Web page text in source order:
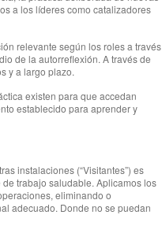
a los líderes como catalizadores
relevante según los roles a través
de la autorreflexión. A través de
y a largo plazo.
existen para que accedan
establecido para aprender y
instalaciones (“Visitantes”) es
trabajo saludable. Aplicamos los
eliminando o
adecuado. Donde no se puedan